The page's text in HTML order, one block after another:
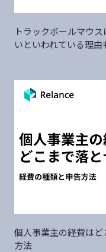
トラックボールマウ
いといわれている理由
個人事業主の経費は
方法